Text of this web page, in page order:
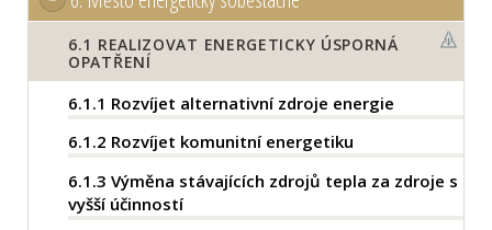
6.1 REALIZOVAT ENERGETICKY ÚSPORNÁ
OPATŘENÍ
6.1.1 Rozvíjet alternativní zdroje energie
6.1.2 Rozvíjet komunitní energetiku
6.1.3 Výměna stávajících zdrojů tepla za zdroje s
vyšší účinností